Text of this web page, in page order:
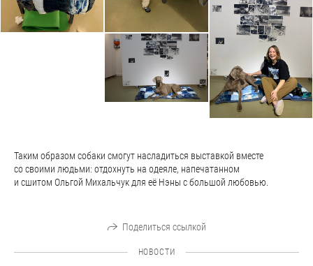
Таким образом собаки смогут насладиться выставкой вместе
со своими людьми: отдохнуть на одеяле, напечатанном
и сшитом Ольгой Михальчук для её Нэны с большой любовью.
Поделиться ссылкой
НОВОСТИ